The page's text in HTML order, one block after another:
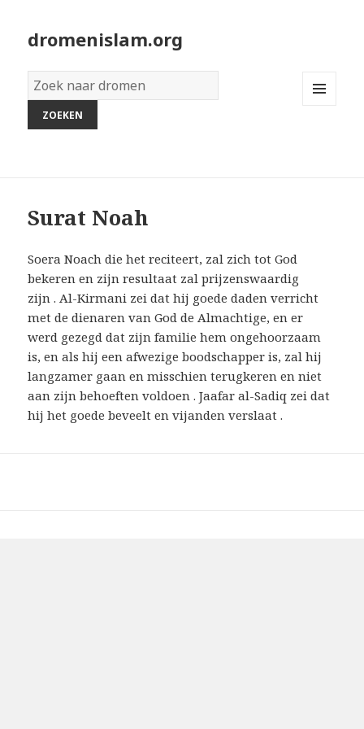
dromenislam.org
Woordenboek
van
dromen:
Surat Noah
Soera Noach die het reciteert, zal zich tot God
bekeren en zijn resultaat zal prijzenswaardig
zijn . Al-Kirmani zei dat hij goede daden verricht
met de dienaren van God de Almachtige, en er
werd gezegd dat zijn familie hem ongehoorzaam
is, en als hij een afwezige boodschapper is, zal hij
langzamer gaan en misschien terugkeren en niet
aan zijn behoeften voldoen . Jaafar al-Sadiq zei dat
hij het goede beveelt en vijanden verslaat .